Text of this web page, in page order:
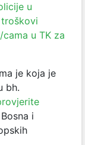
u
troškovi
u TK za
je koja je
bh.
i